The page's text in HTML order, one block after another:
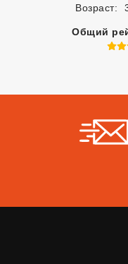
Возраст:
Общий